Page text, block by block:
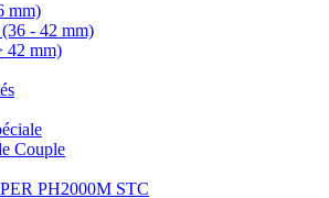
mm)
- 42 mm)
42 mm)
Couple